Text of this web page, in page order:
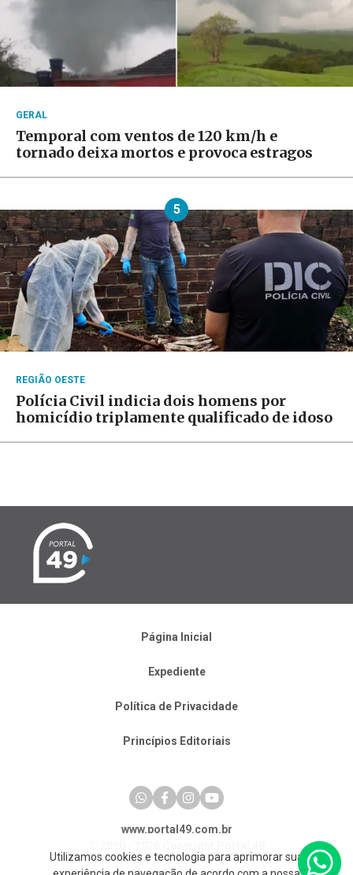
GERAL
Temporal com ventos de 120 km/h e
tornado deixa mortos e provoca estragos
5
REGIÃO OESTE
Polícia Civil indicia dois homens por
homicídio triplamente qualificado de idoso
Página Inicial
Expediente
Política de Privacidade
Princípios Editoriais
www.portal49.com.br
Utilizamos cookies e tecnologia para aprimorar sua